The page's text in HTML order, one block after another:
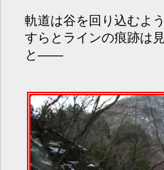
軌道は谷を回り込むよ
すらとラインの痕跡は
と――